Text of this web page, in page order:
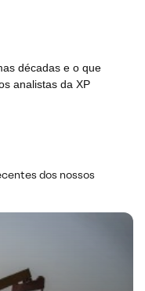
décadas e o que
analistas da XP
dos nossos